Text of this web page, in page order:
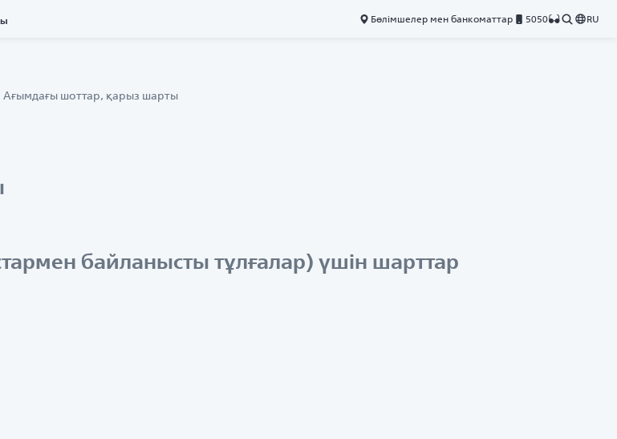
Бөлімшелер мен банкоматтар 5050 RU
Ағымдағы шоттар, қарыз шарты
байланысты тұлғалар) үшін шарттар